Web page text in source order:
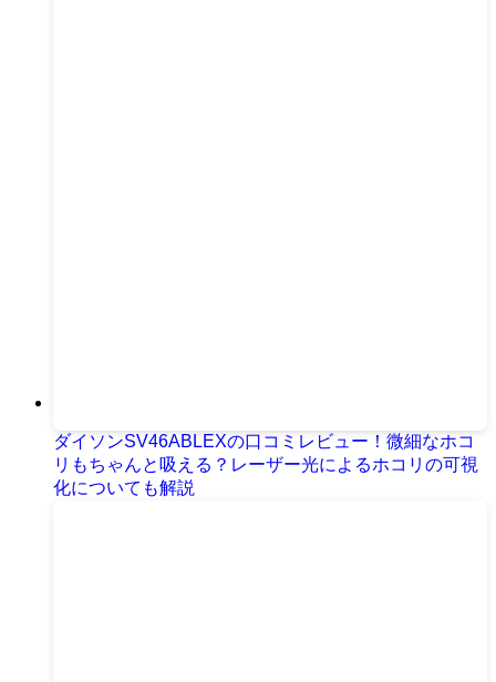
ダイソンSV46ABLEXの口コミレビュー！微細なホコ
リもちゃんと吸える？レーザー光によるホコリの可視
化についても解説